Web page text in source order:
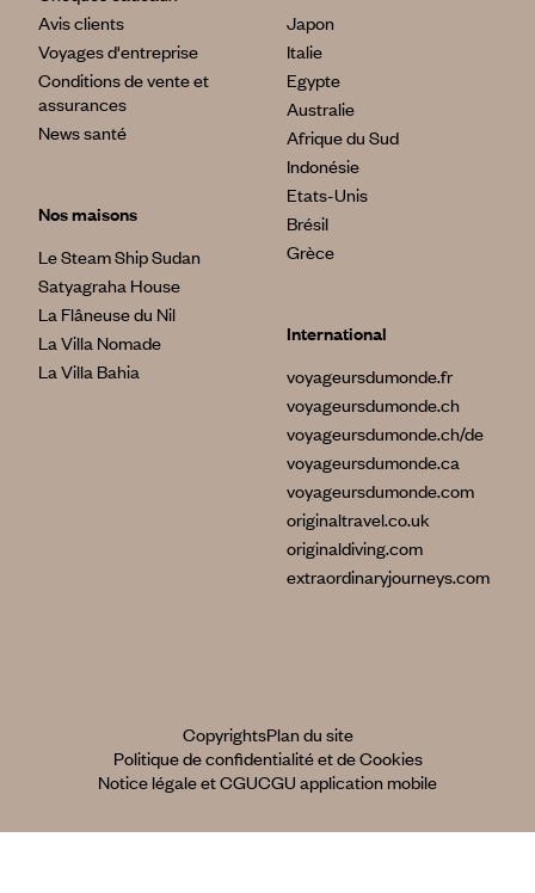
Avis clients
Voyages d'entreprise
Conditions de vente et
assurances
News santé
Nos maisons
Le Steam Ship Sudan
Satyagraha House
La Flâneuse du Nil
La Villa Nomade
La Villa Bahia
Japon
Italie
Egypte
Australie
Afrique du Sud
Indonésie
Etats-Unis
Brésil
Grèce
International
voyageursdumonde.fr
voyageursdumonde.ch
voyageursdumonde.ch/de
voyageursdumonde.ca
voyageursdumonde.com
originaltravel.co.uk
originaldiving.com
extraordinaryjourneys.com
CopyrightsPlan du site
Politique de confidentialité et de Cookies
Notice légale et CGUCGU application mobile